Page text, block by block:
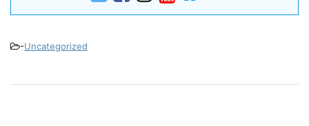
-Uncategorized